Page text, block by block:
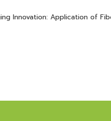
Innovation: Application of